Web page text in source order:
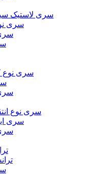
سری لاستیک
سری
سری نوع
سری نوع
سری